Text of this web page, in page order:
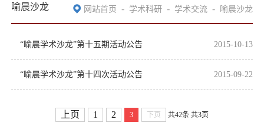
喻晨沙龙 网站首页 - 学术科研 - 学术交流 - 喻晨沙龙
“喻晨学术沙龙”第十五期活动公告 2015-10-13
“喻晨学术沙龙”第十四次活动公告 2015-09-22
上页 1 2 3 下页 共42条 共3页